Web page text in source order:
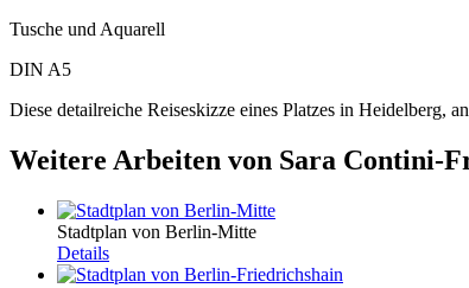
Tusche und Aquarell
DIN A5
Diese detailreiche Reiseskizze eines Platzes in Heidelberg,
Weitere Arbeiten von Sara Contini-
Stadtplan von Berlin-Mitte
Details